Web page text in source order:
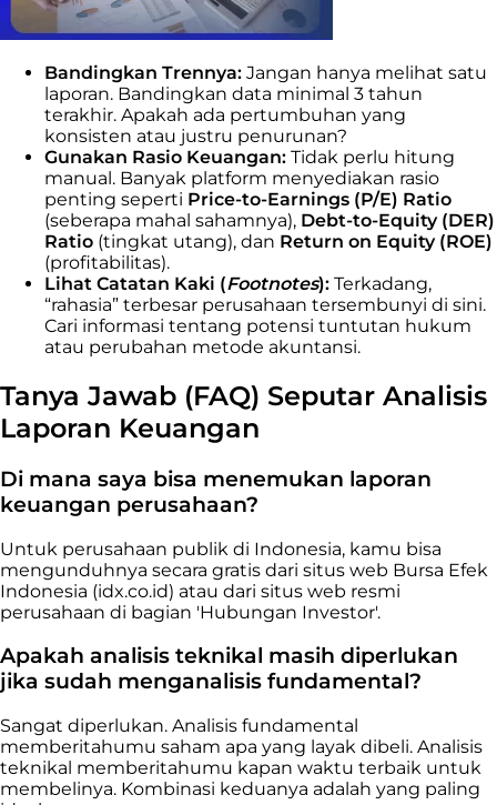
Bandingkan Trennya: Jangan hanya melihat satu
laporan. Bandingkan data minimal 3 tahun
terakhir. Apakah ada pertumbuhan yang
konsisten atau justru penurunan?
Gunakan Rasio Keuangan: Tidak perlu hitung
manual. Banyak platform menyediakan rasio
penting seperti Price-to-Earnings (P/E) Ratio
(seberapa mahal sahamnya), Debt-to-Equity (DER)
Ratio (tingkat utang), dan Return on Equity (ROE)
(profitabilitas).
Lihat Catatan Kaki (Footnotes): Terkadang,
“rahasia” terbesar perusahaan tersembunyi di sini.
Cari informasi tentang potensi tuntutan hukum
atau perubahan metode akuntansi.
Tanya Jawab (FAQ) Seputar Analisis
Laporan Keuangan
Di mana saya bisa menemukan laporan
keuangan perusahaan?
Untuk perusahaan publik di Indonesia, kamu bisa
mengunduhnya secara gratis dari situs web Bursa Efek
Indonesia (idx.co.id) atau dari situs web resmi
perusahaan di bagian 'Hubungan Investor'.
Apakah analisis teknikal masih diperlukan
jika sudah menganalisis fundamental?
Sangat diperlukan. Analisis fundamental
memberitahumu saham apa yang layak dibeli. Analisis
teknikal memberitahumu kapan waktu terbaik untuk
membelinya. Kombinasi keduanya adalah yang paling